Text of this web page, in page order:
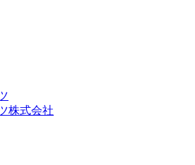
株式会社